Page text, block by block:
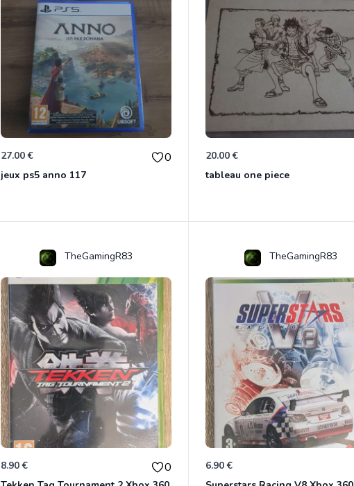
27.00 € 0
jeux ps5 anno 117
20.00 €
tableau one piece
TheGamingR83
8.90 € 0
TheGamingR83
6.90 €